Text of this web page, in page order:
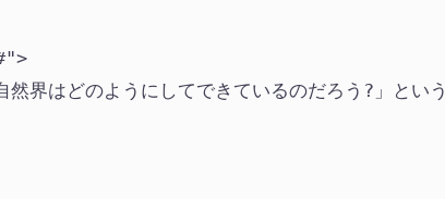
">
然界はどのようにしてできているのだろう?」と